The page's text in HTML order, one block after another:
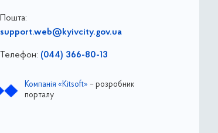
Пошта:
support.web@kyivcity.gov.ua
Телефон: (044) 366-80-13
Компанія «Kitsoft» – розробник
порталу